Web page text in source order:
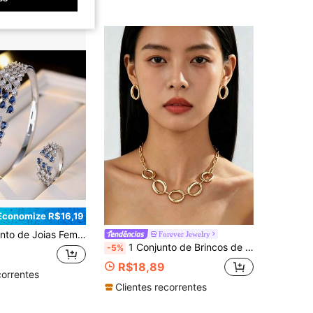
R$16,19
de Cobre com Pedra de Zircônia, Estilo de Festa de Luxo Colorido Forever Jewelry
-5% 1 Conjunto de Brincos de Botão Ovais Ocos com Design Elegante e Minimalista em Metal Brilhante + 1 Peça de Colar Oval Oco Conectado Fresco, Conjunto de Joias Femininas, Pode Ser Dado como Presente
R$18,89
Clientes recorrentes